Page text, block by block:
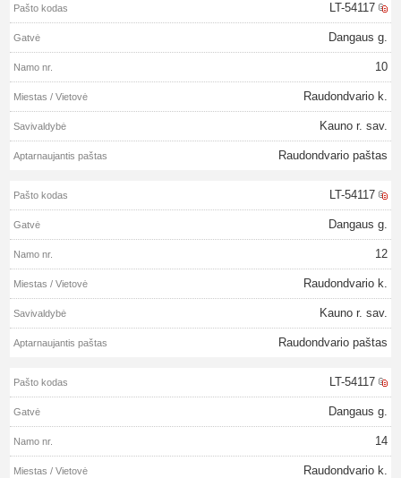
LT-54117
Dangaus g.
10
Raudondvario k.
Kauno r. sav.
Raudondvario paštas
LT-54117
Dangaus g.
12
Raudondvario k.
Kauno r. sav.
Raudondvario paštas
LT-54117
Dangaus g.
14
Raudondvario k.